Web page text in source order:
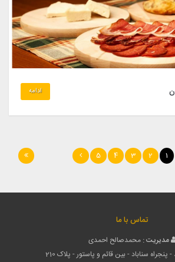
ادامه
1
2
3
4
5
تماس با ما
مدیریت : محمدصالح احمدی
سناباد - بین قائم و پاستور - پلاک 210